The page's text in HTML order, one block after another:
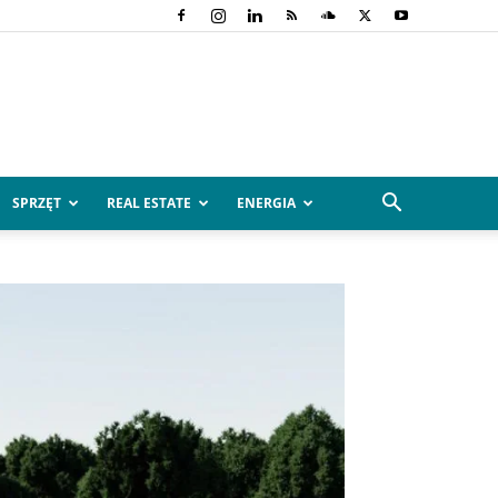
SPRZĘT REAL ESTATE ENERGIA